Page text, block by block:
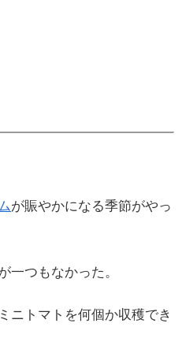
が賑やかになる季節がやっ
一つもなかった。
ニトマトを何個か収穫でき